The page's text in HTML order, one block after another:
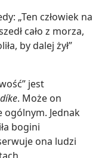
„Ten człowiek na
cało z morza,
by dalej żył”
jest
díke. Może on
ogólnym. Jednak
bogini
ona ludzi